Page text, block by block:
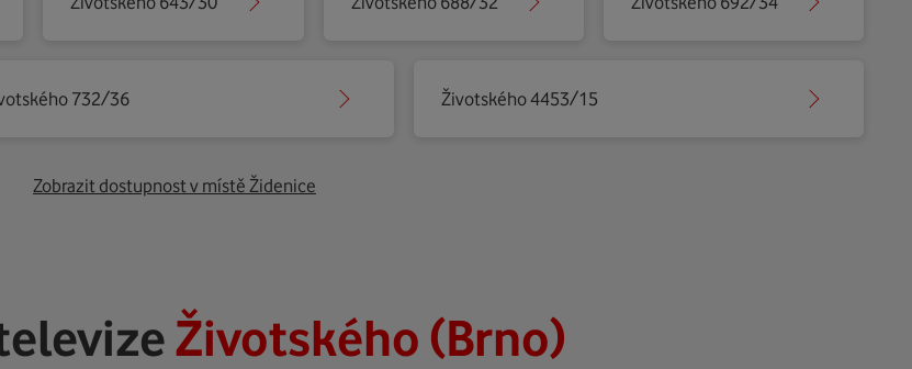
732/36 Životského 4453/15
Zobrazit dostupnost v místě Židenice
Životského (Brno)